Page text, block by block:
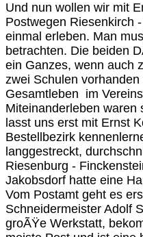
Und nun wollen wir mit
Postwegen Riesenkirch
einmal erleben. Man
betrachten. Die beiden
ein Ganzes, wenn auch
zwei Schulen
Gesamtleben im
Miteinanderleben waren
lasst uns erst mit Ernst
Bestellbezirk
langgestreckt,
Riesenburg -
Jakobsdorf hatte eine
Vom Postamt geht es
Schneidermeister Adolf
groÃŸe Werkstatt,